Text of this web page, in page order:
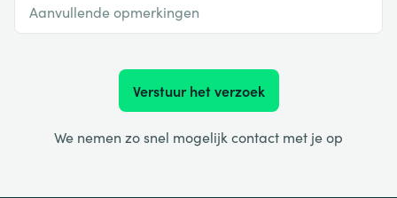
Aanvullende opmerkingen
Verstuur het verzoek
We nemen zo snel mogelijk contact met je op